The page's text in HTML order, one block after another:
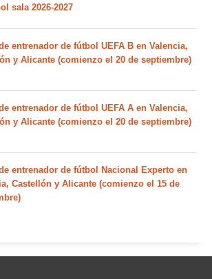
sala 2026-2027
entrenador de fútbol UEFA B en Valencia,
y Alicante (comienzo el 20 de septiembre)
entrenador de fútbol UEFA A en Valencia,
y Alicante (comienzo el 20 de septiembre)
entrenador de fútbol Nacional Experto en
Castellón y Alicante (comienzo el 15 de